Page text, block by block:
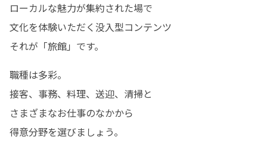
ローカルな魅力が集約された場で
文化を体験いただく没入型コンテンツ
それが「旅館」です。
職種は多彩。
接客、事務、料理、送迎、清掃と
さまざまなお仕事のなかから
得意分野を選びましょう。